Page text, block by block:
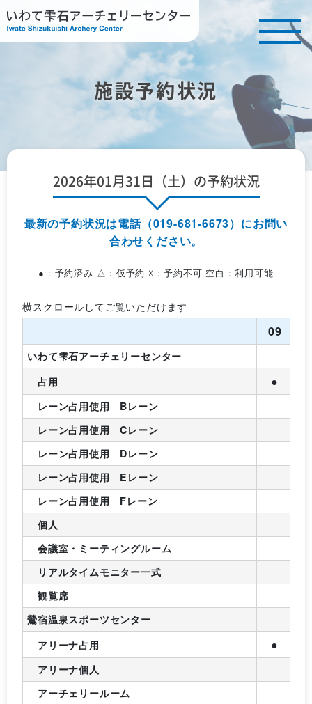
施設予約状況
2026年01月31日（土）の予約状況
最新の予約状況は電話（019-681-6673）にお問い
合わせください。
● : 予約済み △ : 仮予約 ☓ : 予約不可 空白 : 利用可能
09
いわて雫石アーチェリーセンター
占用
●
レーン占用使用 Bレーン
レーン占用使用 Cレーン
レーン占用使用 Dレーン
レーン占用使用 Eレーン
レーン占用使用 Fレーン
個人
会議室・ミーティングルーム
リアルタイムモニター一式
観覧席
鶯宿温泉スポーツセンター
アリーナ占用
●
アリーナ個人
アーチェリールーム